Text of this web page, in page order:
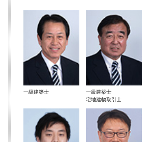
一級建築士
一級建築士
宅地建物取引士